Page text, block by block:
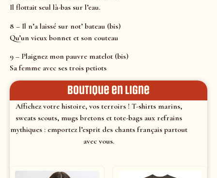
Il flottait seul là-bas sur l’eau.
8 – Il n’a laissé sur not’ bateau (bis)
Qu’un vieux bonnet et son couteau
9 – Plaignez mon pauvre matelot (bis)
Sa femme avec ses trois petiots
Boutique en ligne
Affichez votre histoire, vos terroirs ! T-shirts marins,
sweats scouts, mugs bretons et tote-bags aux refrains
mythiques : emportez l’esprit des chants français partout
avec vous.